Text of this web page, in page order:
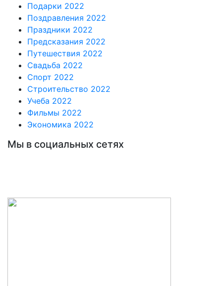
Подарки 2022
Поздравления 2022
Праздники 2022
Предсказания 2022
Путешествия 2022
Свадьба 2022
Спорт 2022
Строительство 2022
Учеба 2022
Фильмы 2022
Экономика 2022
Мы в социальных сетях